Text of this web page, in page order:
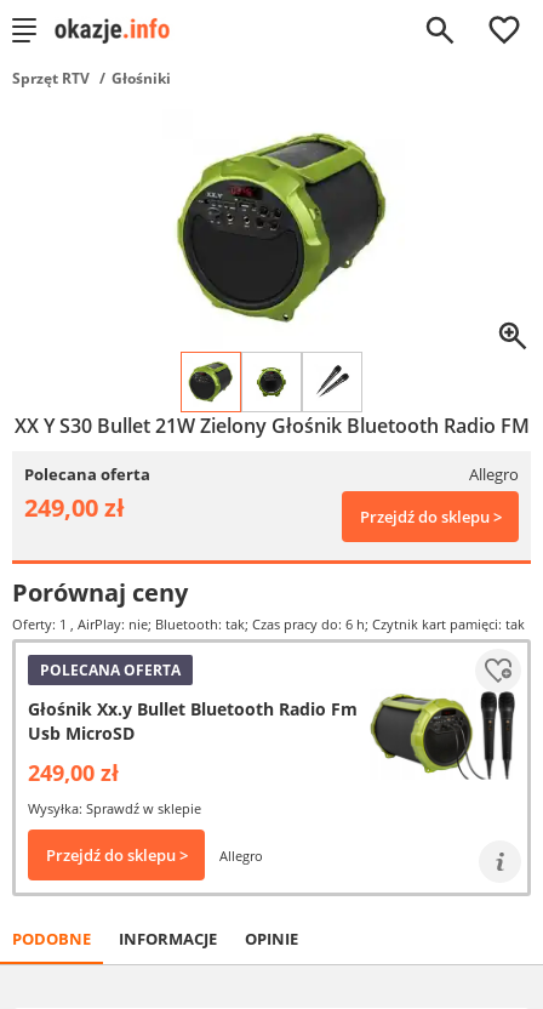
0
Sprzęt RTV Głośniki
XX Y S30 Bullet 21W Zielony Głośnik Bluetooth Radio FM
Polecana oferta Allegro
249,00 zł Przejdź do sklepu >
Porównaj ceny
Oferty: 1 , AirPlay: nie; Bluetooth: tak; Czas pracy do: 6 h; Czytnik kart pamięci: tak
POLECANA OFERTA
Głośnik Xx.y Bullet Bluetooth Radio Fm
Usb MicroSD
249,00 zł
Wysyłka: Sprawdź w sklepie
Przejdź do sklepu > Allegro
PODOBNE INFORMACJE OPINIE